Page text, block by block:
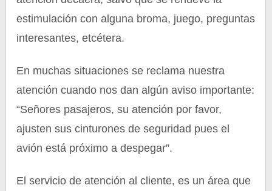
estimulación con alguna broma, juego, preguntas
interesantes, etcétera.
En muchas situaciones se reclama nuestra
atención cuando nos dan algún aviso importante:
“Señores pasajeros, su atención por favor,
ajusten sus cinturones de seguridad pues el
avión está próximo a despegar”.
El servicio de atención al cliente, es un área que